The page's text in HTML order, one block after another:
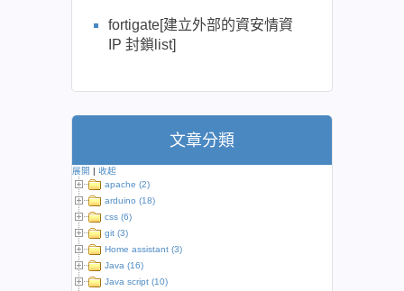
fortigate[建立外部的資安情資
IP 封鎖list]
文章分類
展開 | 收起
apache (2)
arduino (18)
css (6)
git (3)
Home assistant (3)
Java (16)
Java script (10)